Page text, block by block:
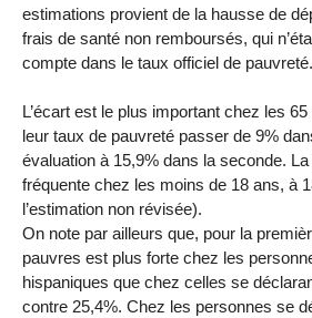
estimations provient de la hausse de
frais de santé non remboursés, qui
compte dans le taux officiel de pauvreté.
L’écart est le plus important chez les
leur taux de pauvreté passer de 9%
évaluation à 15,9% dans la seconde.
fréquente chez les moins de 18 ans, à
l’estimation non révisée).
On note par ailleurs que, pour la
pauvres est plus forte chez les
hispaniques que chez celles se
contre 25,4%. Chez les personnes se